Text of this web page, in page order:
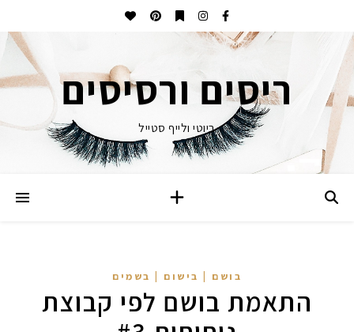
ריסים ורסיסים
ביוטי ולייף סטייל
בושם | בישום | בשמים
התאמת בושם לפי קבוצת